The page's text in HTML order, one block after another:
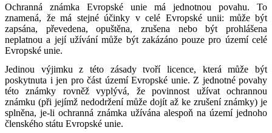
Ochranná známka Evropské unie má jednotnou povahu. To
znamená, že má stejné účinky v celé Evropské unii: může být
zapsána, převedena, opuštěna, zrušena nebo být prohlášena
neplatnou a její užívání může být zakázáno pouze pro území celé
Evropské unie.
Jedinou výjimku z této zásady tvoří licence, která může být
poskytnuta i jen pro část území Evropské unie. Z jednotné povahy
této známky rovněž vyplývá, že povinnost užívat ochrannou
známku (při jejímž nedodržení může dojít až ke zrušení známky) je
splněna, je-li ochranná známka užívána alespoň na území jednoho
členského státu Evropské unie.